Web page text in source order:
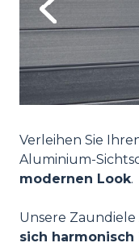
Previous
Verleihen Sie
Aluminium-
modernen Look.
Unsere
sich